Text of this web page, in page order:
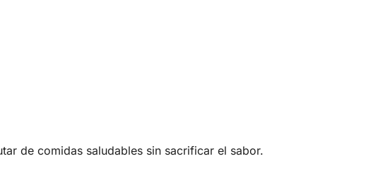
de comidas saludables sin sacrificar el sabor.